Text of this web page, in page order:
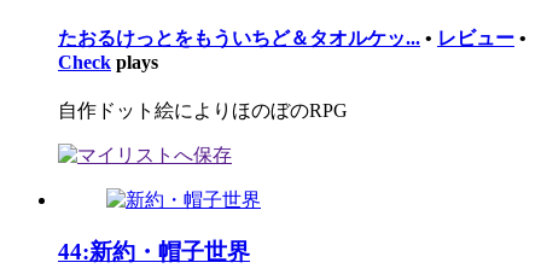
たおるけっとをもういちど＆タオルケッ... • レビュー •
Check plays
自作ドット絵によりほのぼのRPG
44:新約・帽子世界